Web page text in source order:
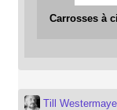
Carrosses à
Till